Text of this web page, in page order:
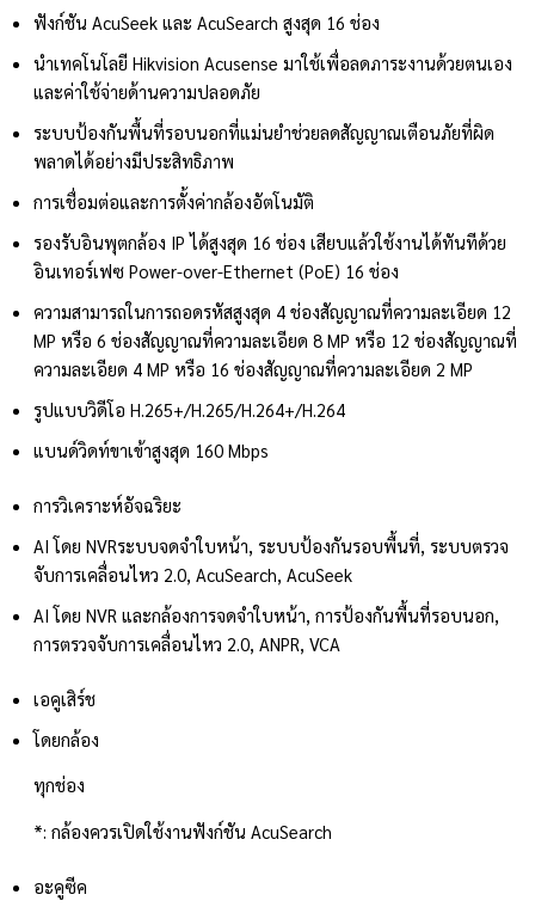
ฟังก์ชัน AcuSeek และ AcuSearch สูงสุด 16 ช่อง
นำเทคโนโลยี Hikvision Acusense มาใช้เพื่อลดภาระงานด้วยตนเอง
และค่าใช้จ่ายด้านความปลอดภัย
ระบบป้องกันพื้นที่รอบนอกที่แม่นยำช่วยลดสัญญาณเตือนภัยที่ผิด
พลาดได้อย่างมีประสิทธิภาพ
การเชื่อมต่อและการตั้งค่ากล้องอัตโนมัติ
รองรับอินพุตกล้อง IP ได้สูงสุด 16 ช่อง เสียบแล้วใช้งานได้ทันทีด้วย
อินเทอร์เฟซ Power-over-Ethernet (PoE) 16 ช่อง
ความสามารถในการถอดรหัสสูงสุด 4 ช่องสัญญาณที่ความละเอียด 12
MP หรือ 6 ช่องสัญญาณที่ความละเอียด 8 MP หรือ 12 ช่องสัญญาณที่
ความละเอียด 4 MP หรือ 16 ช่องสัญญาณที่ความละเอียด 2 MP
รูปแบบวิดีโอ H.265+/H.265/H.264+/H.264
แบนด์วิดท์ขาเข้าสูงสุด 160 Mbps
การวิเคราะห์อัจฉริยะ
AI โดย NVRระบบจดจำใบหน้า, ระบบป้องกันรอบพื้นที่, ระบบตรวจ
จับการเคลื่อนไหว 2.0, AcuSearch, AcuSeek
AI โดย NVR และกล้องการจดจำใบหน้า, การป้องกันพื้นที่รอบนอก,
การตรวจจับการเคลื่อนไหว 2.0, ANPR, VCA
เอคูเสิร์ช
โดยกล้อง
ทุกช่อง
*: กล้องควรเปิดใช้งานฟังก์ชัน AcuSearch
อะคูซีค